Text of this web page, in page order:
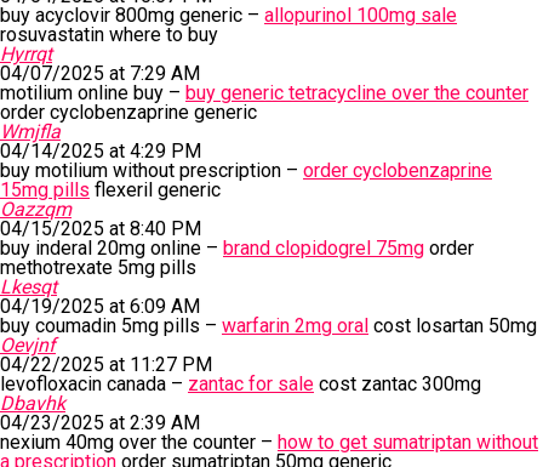
buy acyclovir 800mg generic – allopurinol 100mg sale
rosuvastatin where to buy
Hyrrqt
04/07/2025 at 7:29 AM
motilium online buy – buy generic tetracycline over the counter
order cyclobenzaprine generic
Wmjfla
04/14/2025 at 4:29 PM
buy motilium without prescription – order cyclobenzaprine
15mg pills flexeril generic
Oazzqm
04/15/2025 at 8:40 PM
buy inderal 20mg online – brand clopidogrel 75mg order
methotrexate 5mg pills
Lkesqt
04/19/2025 at 6:09 AM
buy coumadin 5mg pills – warfarin 2mg oral cost losartan 50mg
Oevjnf
04/22/2025 at 11:27 PM
levofloxacin canada – zantac for sale cost zantac 300mg
Dbavhk
04/23/2025 at 2:39 AM
nexium 40mg over the counter – how to get sumatriptan without
a prescription order sumatriptan 50mg generic